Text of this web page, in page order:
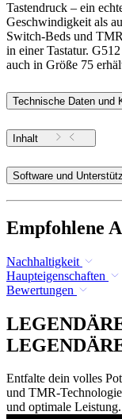
Tastendruck – ein
Geschwindigkeit als
Switch-Beds und
in einer Tastatur.
auch in Größe 75
Technische Daten und
Inhalt
Software und
Empfohlene
Nachhaltigkeit
Haupteigenschaften
Bewertungen
Entfalte dein volles
und TMR-
und optimale Leistung.